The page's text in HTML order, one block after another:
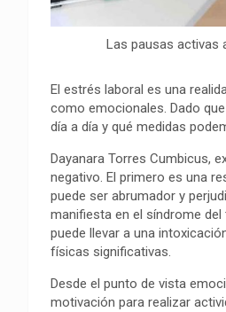
Las pausas activas
El estrés laboral es una
como emocionales. Dado
día a día y qué medidas
Dayanara Torres Cumbicus,
negativo. El primero es una
puede ser abrumador y
manifiesta en el síndrome
puede llevar a una
físicas significativas.
Desde el punto de vista
motivación para realizar